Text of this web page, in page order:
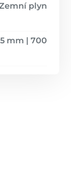
plyn
mm | 700